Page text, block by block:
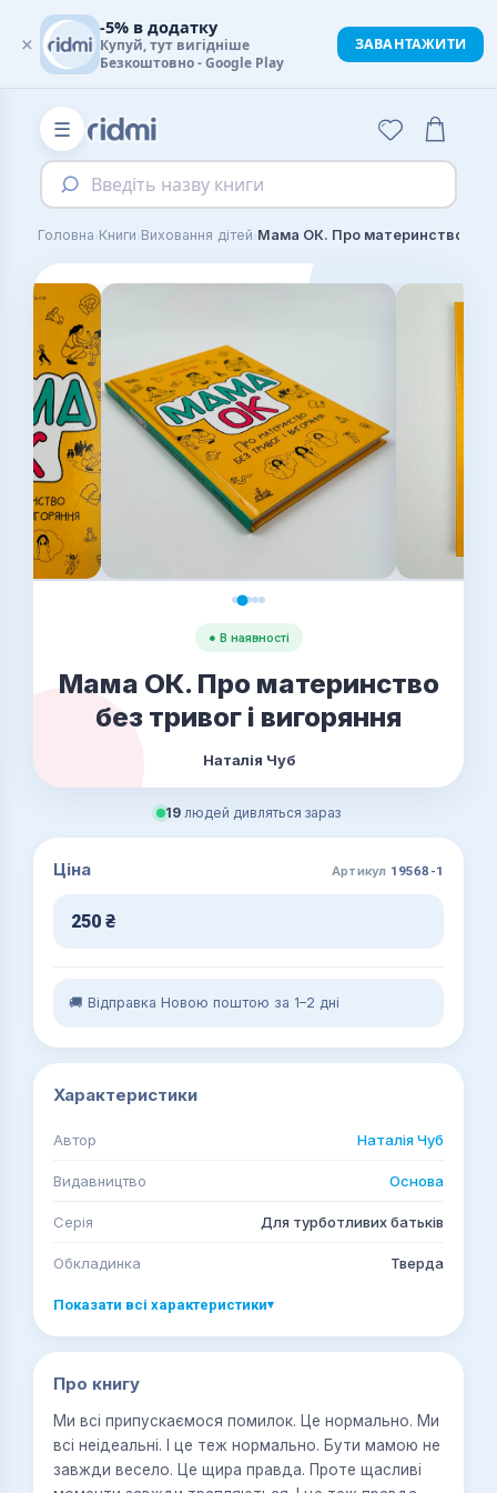
☰
Введіть назву книги
Головна›Книги›Виховання дітей›
● В наявності
Мама ОК. Про материнство
без тривог і вигоряння
Наталія Чуб
19 людей дивляться зараз
Ціна Артикул 19568-1
250 ₴
🚚 Відправка Новою поштою за 1–2 дні
Характеристики
Автор Наталія Чуб
Видавництво Основа
Серія Для турботливих батьків
Обкладинка Тверда
Показати всі характеристики▾
Про книгу
Ми всі припускаємося помилок. Це нормально. Ми
всі неідеальні. І це теж нормально. Бути мамою не
завжди весело. Це щира правда. Проте щасливі
×
-5% в додатку
Купуй, тут вигідніше
Безкоштовно - Google Play
ЗАВАНТАЖИТИ